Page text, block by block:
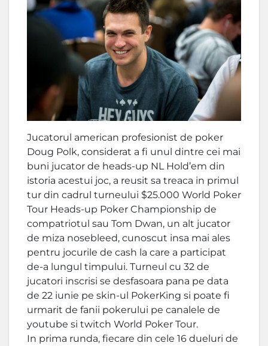
Jucatorul american profesionist de poker
Doug Polk, considerat a fi unul dintre cei mai
buni jucator de heads-up NL Hold’em din
istoria acestui joc, a reusit sa treaca in primul
tur din cadrul turneului $25.000 World Poker
Tour Heads-up Poker Championship de
compatriotul sau Tom Dwan, un alt jucator
de miza nosebleed, cunoscut insa mai ales
pentru jocurile de cash la care a participat
de-a lungul timpului. Turneul cu 32 de
jucatori inscrisi se desfasoara pana pe data
de 22 iunie pe skin-ul PokerKing si poate fi
urmarit de fanii pokerului pe canalele de
youtube si twitch World Poker Tour.
In prima runda, fiecare din cele 16 dueluri de